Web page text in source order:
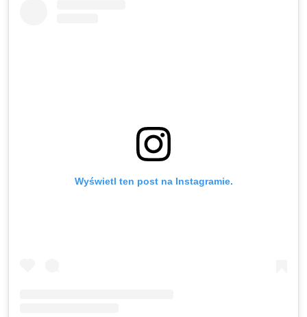
Wyświetl ten post na Instagramie.